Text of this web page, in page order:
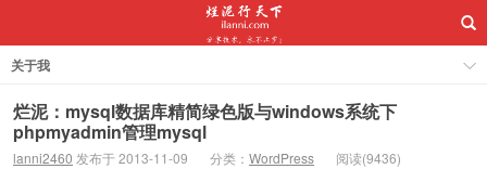
关于我
烂泥：mysql数据库精简绿色版与windows系统下
phpmyadmin管理mysql
lanni2460 发布于 2013-11-09 分类： WordPress
阅读(9436)